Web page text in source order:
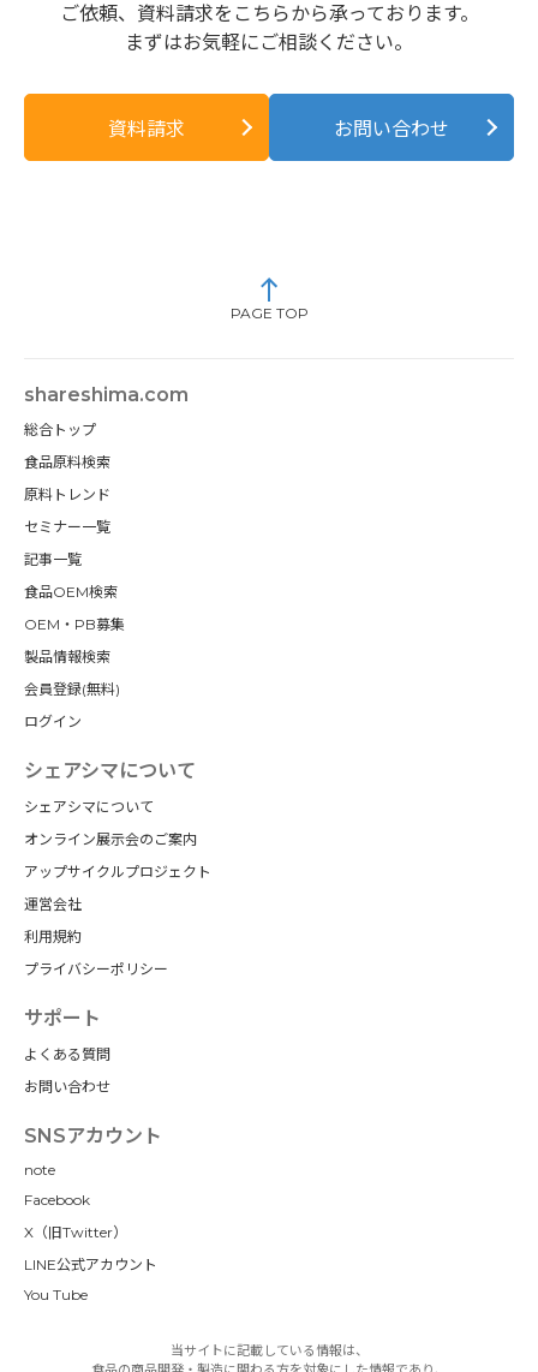
ご依頼、資料請求をこちらから承っております。
まずはお気軽にご相談ください。
資料請求 お問い合わせ
PAGE TOP
shareshima.com
総合トップ
食品原料検索
原料トレンド
セミナー一覧
記事一覧
食品OEM検索
OEM・PB募集
製品情報検索
会員登録(無料)
ログイン
シェアシマについて
シェアシマについて
オンライン展示会のご案内
アップサイクルプロジェクト
運営会社
利用規約
プライバシーポリシー
サポート
よくある質問
お問い合わせ
SNSアカウント
note
Facebook
X（旧Twitter）
LINE公式アカウント
You Tube
当サイトに記載している情報は、